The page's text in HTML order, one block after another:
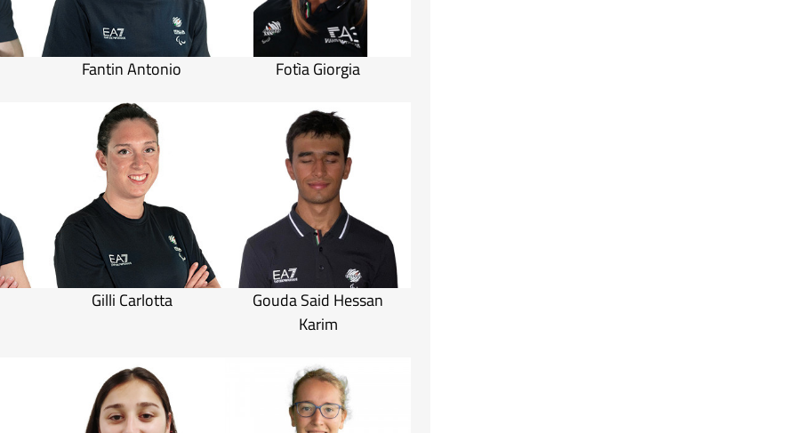
Fantin Antonio Fotìa Giorgia
Gilli Carlotta
Gouda Said Hessan
Karim